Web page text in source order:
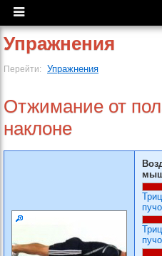
Упражнения
Перейти: Упражнения
Отжимание от
наклоне